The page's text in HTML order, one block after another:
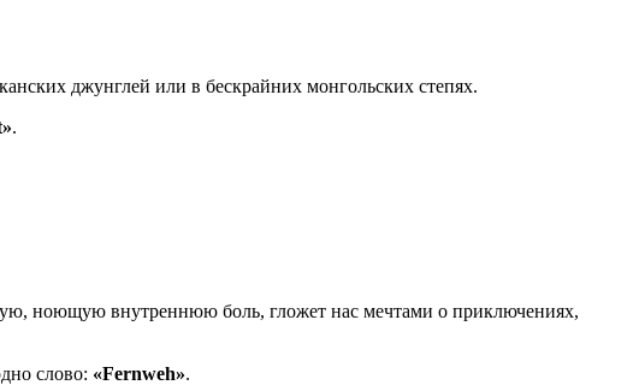
джунглей или в бескрайних монгольских степях.
.
ноющую внутреннюю боль, гложет нас мечтами о приключениях,
слово: «Fernweh».